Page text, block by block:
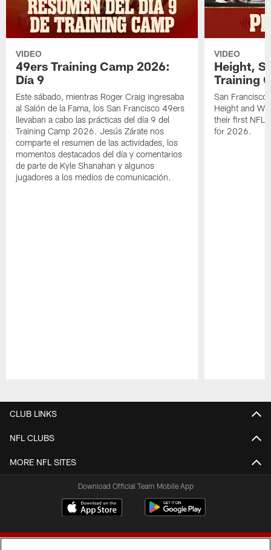
VIDEO
49ers Training Camp 2026:
Día 9
Este sábado, mientras Roger Craig ingresaba
al Salón de la Fama, los San Francisco 49ers
llevaban a cabo las prácticas del día 9 del
Training Camp 2026. Jesús Zárate nos
comparte el resumen de las actividades, los
momentos destacados del día y comentarios
de parte de Kyle Shanahan y algunos
jugadores a los medios de comunicación.
VIDEO
Height,
Training
San Francisco
Height and
their first NFL
for 2026.
CLUB LINKS
NFL CLUBS
MORE NFL SITES
Download Official Team Mobile App